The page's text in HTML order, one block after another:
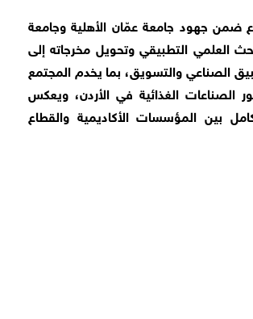
ضمن جهود جامعة عمّان الأهلية وجامعة
العلمي التطبيقي وتحويل مخرجاته إلى
الصناعي والتسويق، بما يخدم المجتمع
الصناعات الغذائية في الأردن، ويعكس
بين المؤسسات الأكاديمية والقطاع